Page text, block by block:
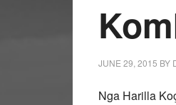
JUNE 29, 2015 BY
Nga Harilla